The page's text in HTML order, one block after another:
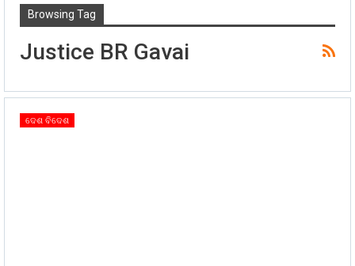
Browsing Tag
Justice BR Gavai
ଦେଶ ବିଦେଶ